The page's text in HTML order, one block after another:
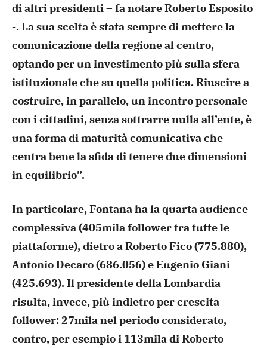
di altri presidenti – fa notare Roberto Esposito
-. La sua scelta è stata sempre di mettere la
comunicazione della regione al centro,
optando per un investimento più sulla sfera
istituzionale che su quella politica. Riuscire a
costruire, in parallelo, un incontro personale
con i cittadini, senza sottrarre nulla all’ente, è
una forma di maturità comunicativa che
centra bene la sfida di tenere due dimensioni
in equilibrio”.
In particolare, Fontana ha la quarta audience
complessiva (405mila follower tra tutte le
piattaforme), dietro a Roberto Fico (775.880),
Antonio Decaro (686.056) e Eugenio Giani
(425.693). Il presidente della Lombardia
risulta, invece, più indietro per crescita
follower: 27mila nel periodo considerato,
contro, per esempio i 113mila di Roberto